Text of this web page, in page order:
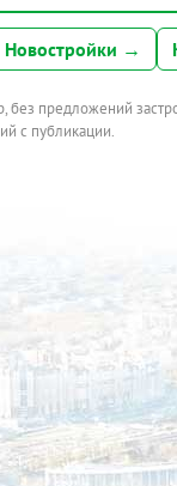
Новостройки →
без предложений
с публикации.